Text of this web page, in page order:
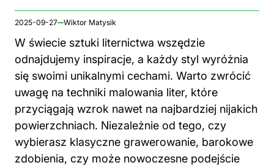
2025-09-27 Wiktor Matysik
W świecie sztuki liternictwa wszędzie
odnajdujemy inspiracje, a każdy styl wyróżnia
się swoimi unikalnymi cechami. Warto zwrócić
uwagę na techniki malowania liter, które
przyciągają wzrok nawet na najbardziej nijakich
powierzchniach. Niezależnie od tego, czy
wybierasz klasyczne grawerowanie, barokowe
zdobienia, czy może nowoczesne podejście